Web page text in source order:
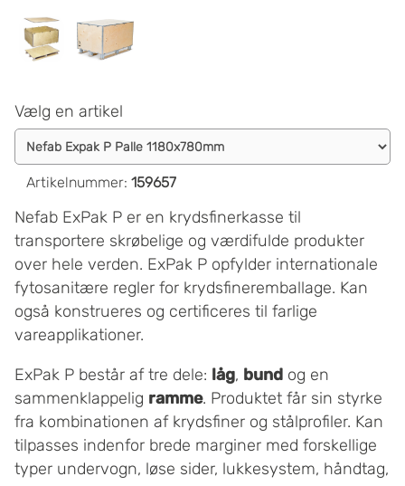
Vælg en artikel
Artikelnummer: 159657
Nefab ExPak P er en krydsfinerkasse til
transportere skrøbelige og værdifulde produkter
over hele verden. ExPak P opfylder internationale
fytosanitære regler for krydsfineremballage. Kan
også konstrueres og certificeres til farlige
vareapplikationer.
ExPak P består af tre dele: låg, bund og en
sammenklappelig ramme. Produktet får sin styrke
fra kombinationen af krydsfiner og stålprofiler. Kan
tilpasses indenfor brede marginer med forskellige
typer undervogn, løse sider, lukkesystem, håndtag,